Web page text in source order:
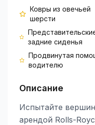
Ковры из овечьей
шерсти
задние сиденья
Продвинутая
водителю
Описание
Испытайте
арендой Rolls-